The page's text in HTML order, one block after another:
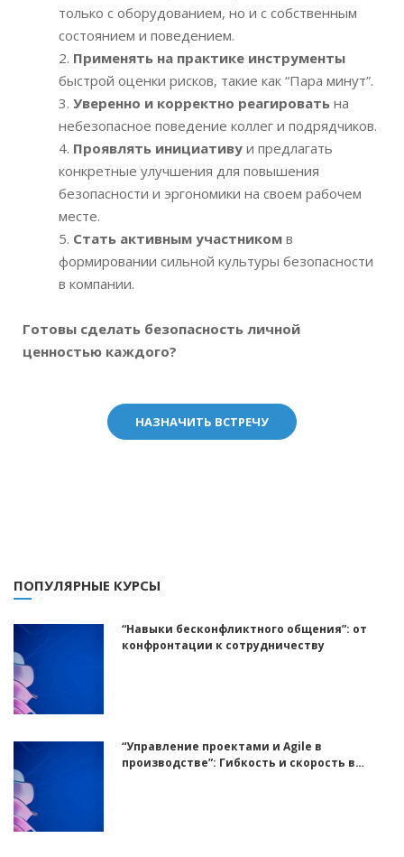
только с оборудованием, но и с собственным
состоянием и поведением.
Применять на практике инструменты
быстрой оценки рисков, такие как “Пара минут”.
Уверенно и корректно реагировать на
небезопасное поведение коллег и подрядчиков.
Проявлять инициативу и предлагать
конкретные улучшения для повышения
безопасности и эргономики на своем рабочем
месте.
Стать активным участником в
формировании сильной культуры безопасности
в компании.
Готовы сделать безопасность личной
ценностью каждого?
НАЗНАЧИТЬ ВСТРЕЧУ
ПОПУЛЯРНЫЕ КУРСЫ
“Навыки бесконфликтного общения”: от
конфронтации к сотрудничеству
“Управление проектами и Agile в
производстве”: Гибкость и скорость в